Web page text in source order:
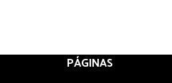
PÁGINAS